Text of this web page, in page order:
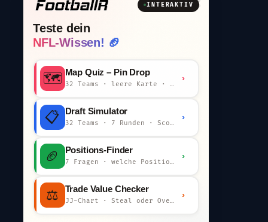
INTERAKTIV
Teste dein
NFL-Wissen! 🏈
🗺️ Map Quiz – Pin Drop
32 Teams · leere Karte · km-Wertung
›
📋 Draft Simulator
32 Teams · 7 Runden · Scout-Kommentar
›
🏈 Positions-Finder
7 Fragen · welche Position bist du?
›
⚖️ Trade Value Checker
JJ-Chart · Steal oder Overpay?
›